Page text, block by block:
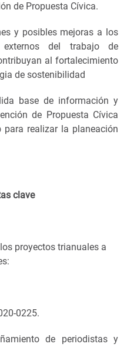
de Propuesta Cívica.
y posibles mejoras a los
del trabajo de
al fortalecimiento
de sostenibilidad
base de información y
de Propuesta Cívica
realizar la planeación
clave
proyectos trianuales a
0225.
de periodistas y